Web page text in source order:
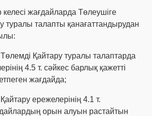
жағдайларда Төлеушіге
туралы талапты қанағаттандырудан
Қайтару туралы талаптарда
4.5 т. сәйкес барлық қажетті
жағдайда;
ережелерінің 4.1 т.
орын алуын растайтын